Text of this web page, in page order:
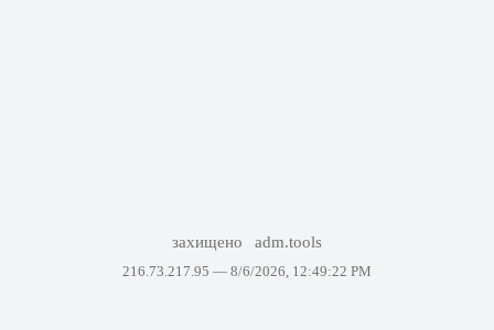
захищено adm.tools
216.73.217.95 — 8/6/2026, 12:49:22 PM